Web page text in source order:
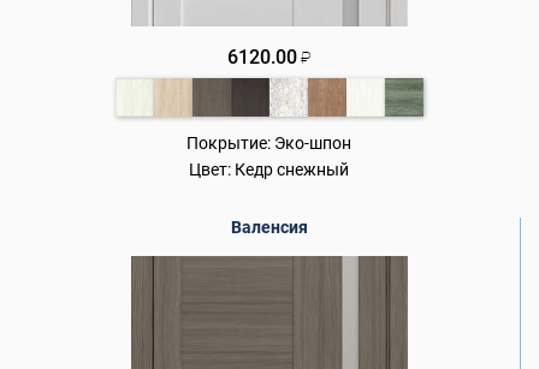
6120.00 ₽
Покрытие: Эко-шпон
Цвет: Кедр снежный
Валенсия